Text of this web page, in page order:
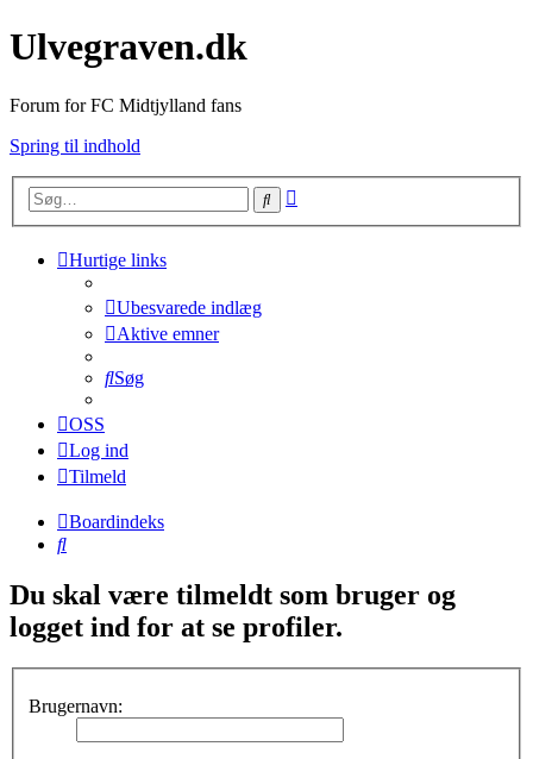
Ulvegraven.dk
Forum for FC Midtjylland fans
Spring til indhold
Søg
Hurtige links
Ubesvarede indlæg
Aktive emner
Søg
OSS
Log ind
Tilmeld
Boardindeks
Søg
Du skal være tilmeldt som bruger og
logget ind for at se profiler.
Brugernavn: